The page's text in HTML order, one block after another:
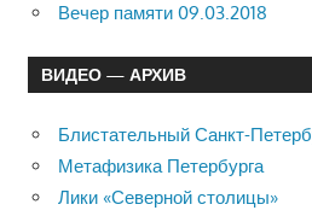
Вечер памяти 09.03.2018
ВИДЕО — АРХИВ
Блистательный Санкт-
Метафизика Петербурга
Лики «Северной столицы»